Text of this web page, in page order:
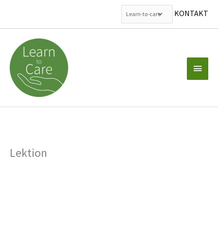
KONTAKT
Inhalt
springen
Lektion